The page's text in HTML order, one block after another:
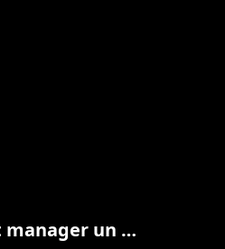
Intégrer et manager un collaborateur en situation de handicap